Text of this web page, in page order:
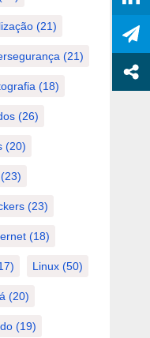
(21)
(21)
(18)
(26)
(20)
(23)
(18)
Linux(50)
(20)
(19)